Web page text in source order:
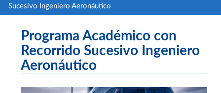
Sucesivo Ingeniero Aeronáutico
Programa Académico con
Recorrido Sucesivo Ingeniero
Aeronáutico